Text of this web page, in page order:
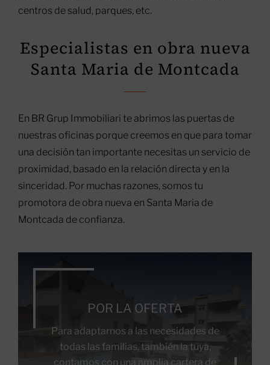
centros de salud, parques, etc.
Especialistas en obra nueva
Santa Maria de Montcada
En BR Grup Immobiliari te abrimos las puertas de
nuestras oficinas porque creemos en que para tomar
una decisión tan importante necesitas un servicio de
proximidad, basado en la relación directa y en la
sinceridad. Por muchas razones, somos tu
promotora de obra nueva en Santa Maria de
Montcada de confianza.
POR LA OFERTA
Para adaptarnos a las necesidades de
todas las familias, también la tuya,
contamos con una amplia cartera de